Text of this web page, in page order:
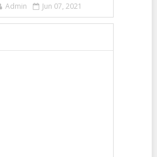
Admin Jun 07, 2021